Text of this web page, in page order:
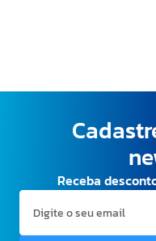
Receba